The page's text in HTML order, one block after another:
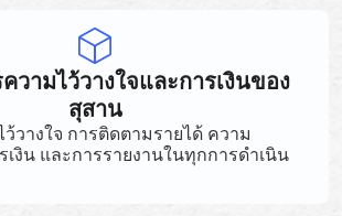
วามไว้วางใจและการเงินของ
สุสาน
วางใจ การติดตามรายได้ ความ
เงิน และการรายงานในทุกการดำเนิน